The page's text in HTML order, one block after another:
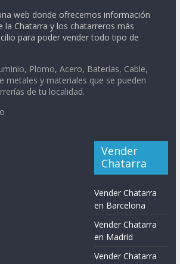
web donde ofrecemos información
la Chatarra y los chatarreros más
para poder vender todo tipo de
Plomo, Acero, Baterías, Cable,
metales y materiales que se pueden
de tu localidad.
Vender
Chatarra
Vender Chatarra
en Barcelona
Vender Chatarra
en Madrid
Vender Chatarra